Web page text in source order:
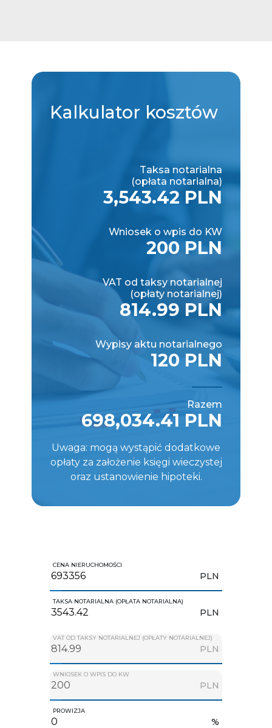
Kalkulator kosztów
Taksa notarialna
(opłata notarialna)
3,543.42 PLN
Wniosek o wpis do KW
200 PLN
VAT od taksy notarialnej
(opłaty notarialnej)
814.99 PLN
Wypisy aktu notarialnego
120 PLN
Razem
698,034.41 PLN
Uwaga: mogą wystąpić dodatkowe
opłaty za założenie księgi wieczystej
oraz ustanowienie hipoteki.
CENA NIERUCHOMOŚCI
PLN
TAKSA NOTARIALNA (OPŁATA NOTARIALNA)
PLN
VAT OD TAKSY NOTARIALNEJ (OPŁATY NOTARIALNEJ)
PLN
WNIOSEK O WPIS DO KW
PLN
PROWIZJA
%